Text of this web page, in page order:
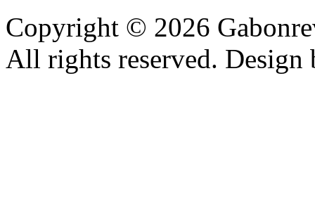
Copyright © 2026
All rights reserved.